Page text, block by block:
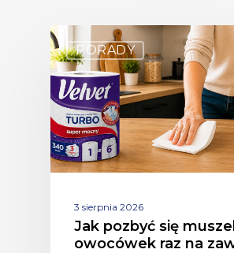
PORADY
3 sierpnia 2026
Jak pozbyć się
owocówek raz na